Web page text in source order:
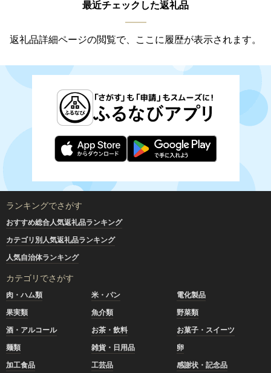
最近チェックした返礼品
返礼品詳細ページの閲覧で、ここに履歴が表示されます。
ランキングでさがす
おすすめ総合人気返礼品ランキング
カテゴリ別人気返礼品ランキング
人気自治体ランキング
カテゴリでさがす
肉・ハム類 米・パン
電化製品
果実類
魚介類
野菜類
酒・アルコール
お茶・飲料
お菓子・スイーツ
麺類
雑貨・日用品
卵
加工食品
工芸品
感謝状・記念品